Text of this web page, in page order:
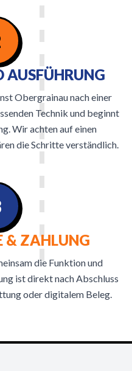
AUSFÜHRUNG
Obergrainau nach einer
Technik und beginnt
Wir achten auf einen
die Schritte verständlich.
& ZAHLUNG
die Funktion und
ist direkt nach Abschluss
oder digitalem Beleg.